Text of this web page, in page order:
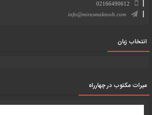
02166490612
info@mirasmaktoob.com
انتخاب زبان
میرات مکتوب در چهارراه